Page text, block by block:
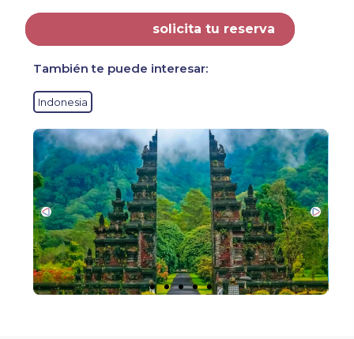
solicita tu reserva
También te puede interesar:
Indonesia